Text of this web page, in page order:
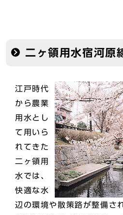
二ヶ領用水宿河原
江戸時代
から農業
用水とし
て用いら
れてきた
二ヶ領用
水では、
快適な水
辺の環境や散策路が整備さ